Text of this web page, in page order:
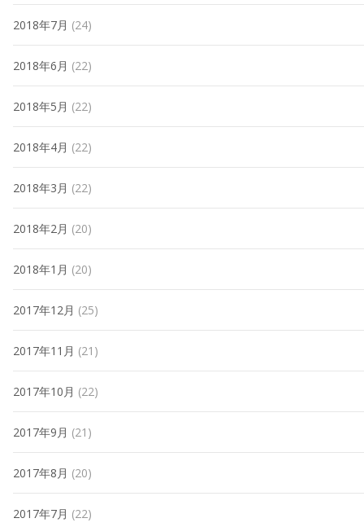
2018年7月 (24)
2018年6月 (22)
2018年5月 (22)
2018年4月 (22)
2018年3月 (22)
2018年2月 (20)
2018年1月 (20)
2017年12月 (25)
2017年11月 (21)
2017年10月 (22)
2017年9月 (21)
2017年8月 (20)
2017年7月 (22)